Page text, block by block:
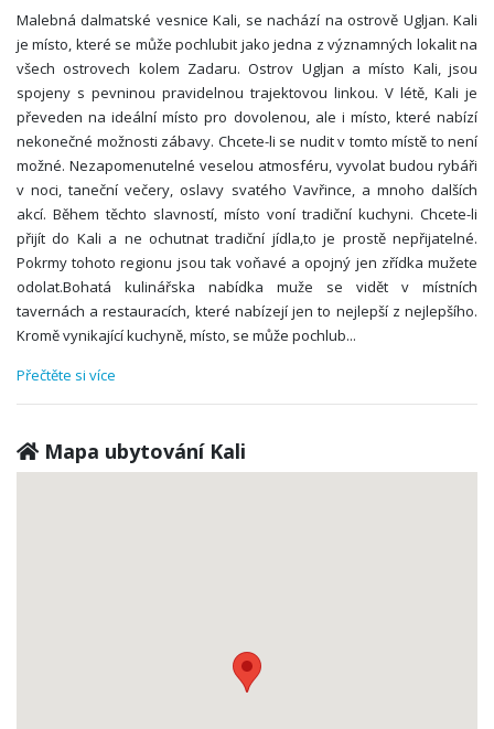
Malebná dalmatské vesnice Kali, se nachází na ostrově Ugljan. Kali
je místo, které se může pochlubit jako jedna z významných lokalit na
všech ostrovech kolem Zadaru. Ostrov Ugljan a místo Kali, jsou
spojeny s pevninou pravidelnou trajektovou linkou. V létě, Kali je
převeden na ideální místo pro dovolenou, ale i místo, které nabízí
nekonečné možnosti zábavy. Chcete-li se nudit v tomto místě to není
možné. Nezapomenutelné veselou atmosféru, vyvolat budou rybáři
v noci, taneční večery, oslavy svatého Vavřince, a mnoho dalších
akcí. Během těchto slavností, místo voní tradiční kuchyni. Chcete-li
přijít do Kali a ne ochutnat tradiční jídla,to je prostě nepřijatelné.
Pokrmy tohoto regionu jsou tak voňavé a opojný jen zřídka mužete
odolat.Bohatá kulinářska nabídka muže se vidět v místních
tavernách a restauracích, které nabízejí jen to nejlepší z nejlepšího.
Kromě vynikající kuchyně, místo, se může pochlub...
Přečtěte si více
Mapa ubytování Kali